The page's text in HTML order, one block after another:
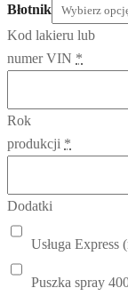
Błotnik
Kod lakieru lub
numer VIN *
Rok
produkcji *
Dodatki
Usługa Express
Puszka spray